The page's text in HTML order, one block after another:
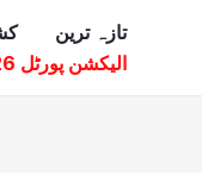
تازہ ترین
الیکشن پورٹل 26